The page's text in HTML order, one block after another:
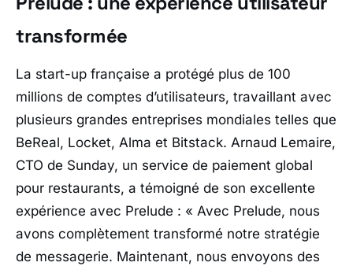
transformée
La start-up française a protégé plus de 100
millions de comptes d’utilisateurs, travaillant avec
plusieurs grandes entreprises mondiales telles que
BeReal, Locket, Alma et Bitstack. Arnaud Lemaire,
CTO de Sunday, un service de paiement global
pour restaurants, a témoigné de son excellente
expérience avec Prelude : « Avec Prelude, nous
avons complètement transformé notre stratégie
de messagerie. Maintenant, nous envoyons des